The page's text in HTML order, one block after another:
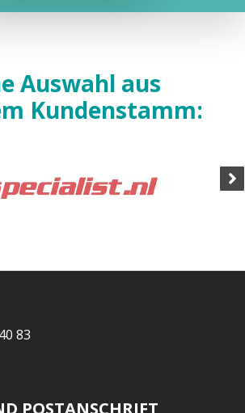
Auswahl aus
Kundenstamm:
83
POSTANSCHRIFT